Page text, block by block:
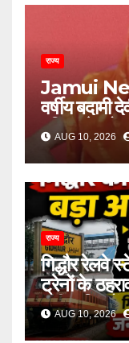
राज्य
Jamui
वर्षीय बदामी
पुलिस से
AUG 10, 2026
राज्य
गिद्धौर
ट्रेनों के
उठीAUG 10, 2026